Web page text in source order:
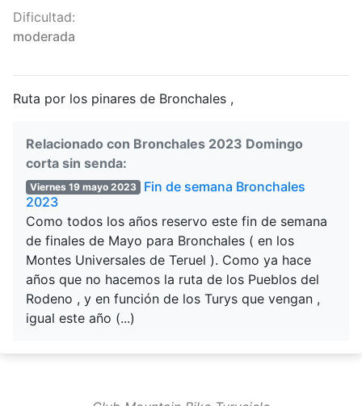
Dificultad:
moderada
Ruta por los pinares de Bronchales ,
Relacionado con Bronchales 2023 Domingo
corta sin senda:
Viernes 19 mayo 2023
Fin de semana Bronchales
2023
Como todos los años reservo este fin de semana
de finales de Mayo para Bronchales ( en los
Montes Universales de Teruel ). Como ya hace
años que no hacemos la ruta de los Pueblos del
Rodeno , y en función de los Turys que vengan ,
igual este año (...)